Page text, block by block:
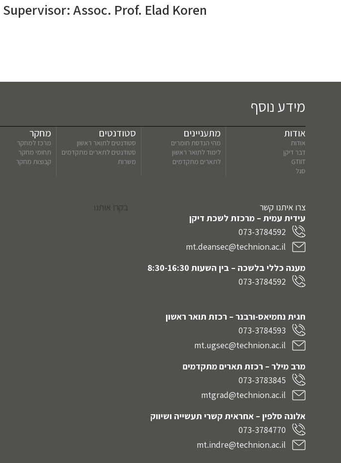
Supervisor: Assoc. Prof. Elad Koren
מידע נוסף
אודות
אודות
דבר דיקן
GTIIT
סגל
מתעניינים
מהי הנדסת חומרים
לימוד לתואר ראשון
לתארים מתקדמים
סטודנטים
סטודנטים לתואר ראשון
סטודנטים לתארים מתקדמים
משרות
מחקר
מרכז למחקר
תחומי מחקר
קבוצות מחקר
צרו איתנו קשר
עידית עמית – מרכזת לשכת דיקן
073-3784592
mt.deansec@technion.ac.il
מענה כללי בלשכה – בין השעות 8:30-16:30
073-3784592
חגית נחמיאס-ורבנר – רכזת תואר ראשון
073-3784593
mt.ugsec@technion.ac.il
מרב מילר – רכזת תארים מתקדמים
073-3783845
mtgrad@technion.ac.il
אלונה סלפין – אחראית קשרי תעשייה ושיווק
073-3784770
mt.indre@technion.ac.il
בקרו אותנו